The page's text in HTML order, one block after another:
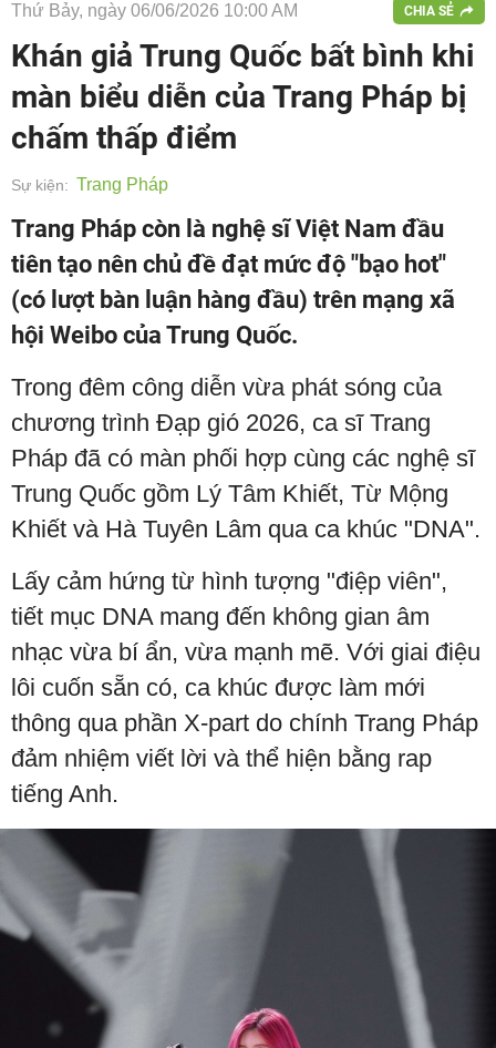
Thứ Bảy, ngày 06/06/2026 10:00 AM CHIA SẺ
Khán giả Trung Quốc bất bình khi
màn biểu diễn của Trang Pháp bị
chấm thấp điểm
Sự kiện: Trang Pháp
Trang Pháp còn là nghệ sĩ Việt Nam đầu
tiên tạo nên chủ đề đạt mức độ "bạo hot"
(có lượt bàn luận hàng đầu) trên mạng xã
hội Weibo của Trung Quốc.
Trong đêm công diễn vừa phát sóng của
chương trình Đạp gió 2026, ca sĩ Trang
Pháp đã có màn phối hợp cùng các nghệ sĩ
Trung Quốc gồm Lý Tâm Khiết, Từ Mộng
Khiết và Hà Tuyên Lâm qua ca khúc "DNA".
Lấy cảm hứng từ hình tượng "điệp viên",
tiết mục DNA mang đến không gian âm
nhạc vừa bí ẩn, vừa mạnh mẽ. Với giai điệu
lôi cuốn sẵn có, ca khúc được làm mới
thông qua phần X-part do chính Trang Pháp
đảm nhiệm viết lời và thể hiện bằng rap
tiếng Anh.